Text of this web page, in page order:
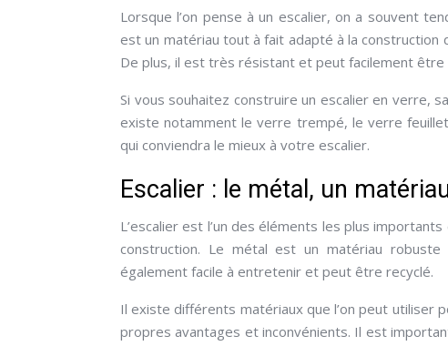
Lorsque l’on pense à un escalier, on a souvent
est un matériau tout à fait adapté à la construction
De plus, il est très résistant et peut facilement être
Si vous souhaitez construire un escalier en verre,
existe notamment le verre trempé, le verre
qui conviendra le mieux à votre escalier.
Escalier : le métal, un
L’escalier est l’un des éléments les plus
construction. Le métal est un matériau
également facile à entretenir et peut être recyclé.
Il existe différents matériaux que l’on peut utiliser
propres avantages et inconvénients. Il est